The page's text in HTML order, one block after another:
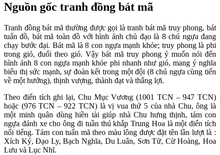
Nguồn gốc tranh đồng bát mã
Tranh đồng bát mã thường được gọi là tranh bát mã truy phong, bát
tuấn đồ, bát mã toàn đồ với hình ảnh chủ đạo là 8 chú ngựa đang
chạy bước đại. Bát mã là 8 con ngựa mạnh khỏe; truy phong là phi
trong gió, đuổi theo gió. Vậy bát mã truy phong ý muốn nói đến
hình ảnh 8 con ngựa mạnh khỏe phi nhanh như gió, mang ý nghĩa
biểu thị sức mạnh, sự đoàn kết trong một đội (8 chú ngựa cùng tiến
về một hướng), thịnh vượng, thành đạt và thắng lợi.
Theo điển tích ghi lại, Chu Mục Vương (1001 TCN – 947 TCN)
hoặc (976 TCN – 922 TCN) là vị vua thứ 5 của nhà Chu, ông là
một minh quân dùng hiền tài giúp nhà Chu hưng thịnh, tám con
ngựa đánh xe cho ông đi tuần thú khắp Trung Hoa là một điển tích
nổi tiếng. Tám con tuấn mã theo màu lông được đặt tên lần lượt là :
Xích Ký, Ðạo Ly, Bạch Nghĩa, Du Luân, Sơn Tử, Cừ Hoàng, Hoa
Lưu và Lục Nhĩ.